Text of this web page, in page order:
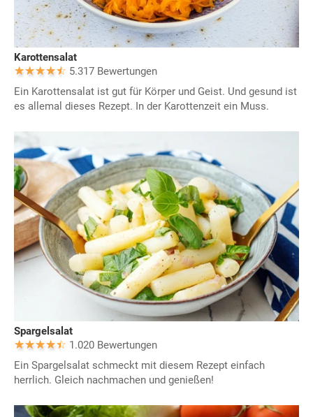
Karottensalat
5.317 Bewertungen
Ein Karottensalat ist gut für Körper und Geist. Und gesund ist
es allemal dieses Rezept. In der Karottenzeit ein Muss.
Spargelsalat
1.020 Bewertungen
Ein Spargelsalat schmeckt mit diesem Rezept einfach
herrlich. Gleich nachmachen und genießen!